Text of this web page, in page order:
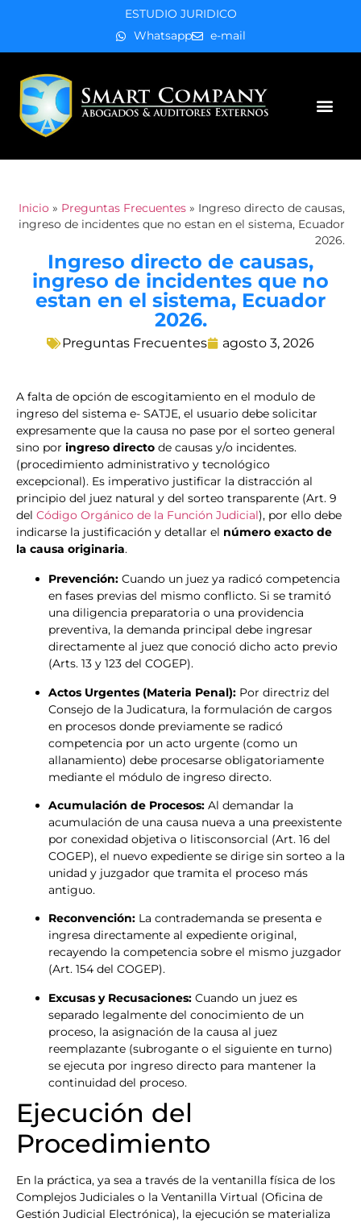
ESTUDIO JURIDICO
Whatsapp
e-mail
Inicio » Preguntas Frecuentes » Ingreso directo de causas,
ingreso de incidentes que no estan en el sistema, Ecuador
2026.
Ingreso directo de causas,
ingreso de incidentes que no
estan en el sistema, Ecuador
2026.
Preguntas Frecuentes agosto 3, 2026
A falta de opción de escogitamiento en el modulo de
ingreso del sistema e- SATJE, el usuario debe solicitar
expresamente que la causa no pase por el sorteo general
sino por ingreso directo de causas y/o incidentes.
(procedimiento administrativo y tecnológico
excepcional). Es imperativo justificar la distracción al
principio del juez natural y del sorteo transparente (Art. 9
del Código Orgánico de la Función Judicial), por ello debe
indicarse la justificación y detallar el número exacto de
la causa originaria.
Prevención: Cuando un juez ya radicó competencia
en fases previas del mismo conflicto. Si se tramitó
una diligencia preparatoria o una providencia
preventiva, la demanda principal debe ingresar
directamente al juez que conoció dicho acto previo
(Arts. 13 y 123 del COGEP).
Actos Urgentes (Materia Penal): Por directriz del
Consejo de la Judicatura, la formulación de cargos
en procesos donde previamente se radicó
competencia por un acto urgente (como un
allanamiento) debe procesarse obligatoriamente
mediante el módulo de ingreso directo.
Acumulación de Procesos: Al demandar la
acumulación de una causa nueva a una preexistente
por conexidad objetiva o litisconsorcial (Art. 16 del
COGEP), el nuevo expediente se dirige sin sorteo a la
unidad y juzgador que tramita el proceso más
antiguo.
Reconvención: La contrademanda se presenta e
ingresa directamente al expediente original,
recayendo la competencia sobre el mismo juzgador
(Art. 154 del COGEP).
Excusas y Recusaciones: Cuando un juez es
separado legalmente del conocimiento de un
proceso, la asignación de la causa al juez
reemplazante (subrogante o el siguiente en turno)
se ejecuta por ingreso directo para mantener la
continuidad del proceso.
Ejecución del
Procedimiento
En la práctica, ya sea a través de la ventanilla física de los
Complejos Judiciales o la Ventanilla Virtual (Oficina de
Gestión Judicial Electrónica), la ejecución se materializa